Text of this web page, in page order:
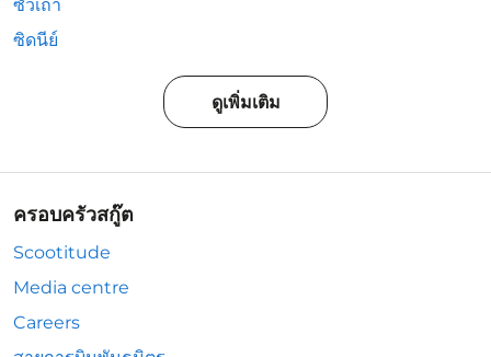
ซัวเถา
ซิดนีย์
ดูเพิ่มเติม
ครอบครัวสกู๊ต
Scootitude
Media centre
Careers